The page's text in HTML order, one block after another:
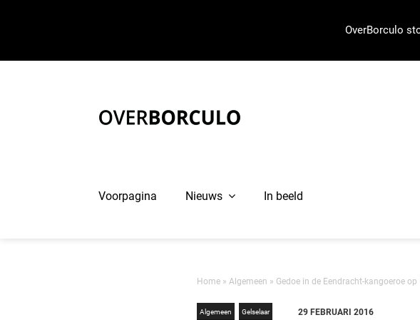
OverBorculo
Voorpagina Nieuws In beeld
Home »Algemeen » Gedoe in de Eendracht-kangoeroe
Algemeen Gelselaar 29 FEBRUARI 2016